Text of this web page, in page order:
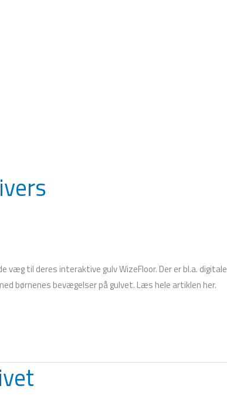
til deres interaktive gulv WizeFloor. Der er bl.a. digitale
børnenes bevægelser på gulvet. Læs hele artiklen her.